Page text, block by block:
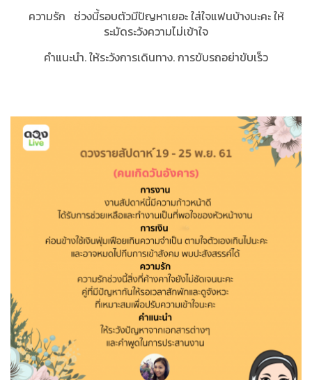
ความรัก ช่วงนี้รอบตัวมีปัญหาเยอะ ใส่ใจแฟนบ้างนะคะ ให้
ระมัดระวังความไม่เข้าใจ
คำแนะนำ. ให้ระวังการเดินทาง. การขับรถอย่าขับเร็ว